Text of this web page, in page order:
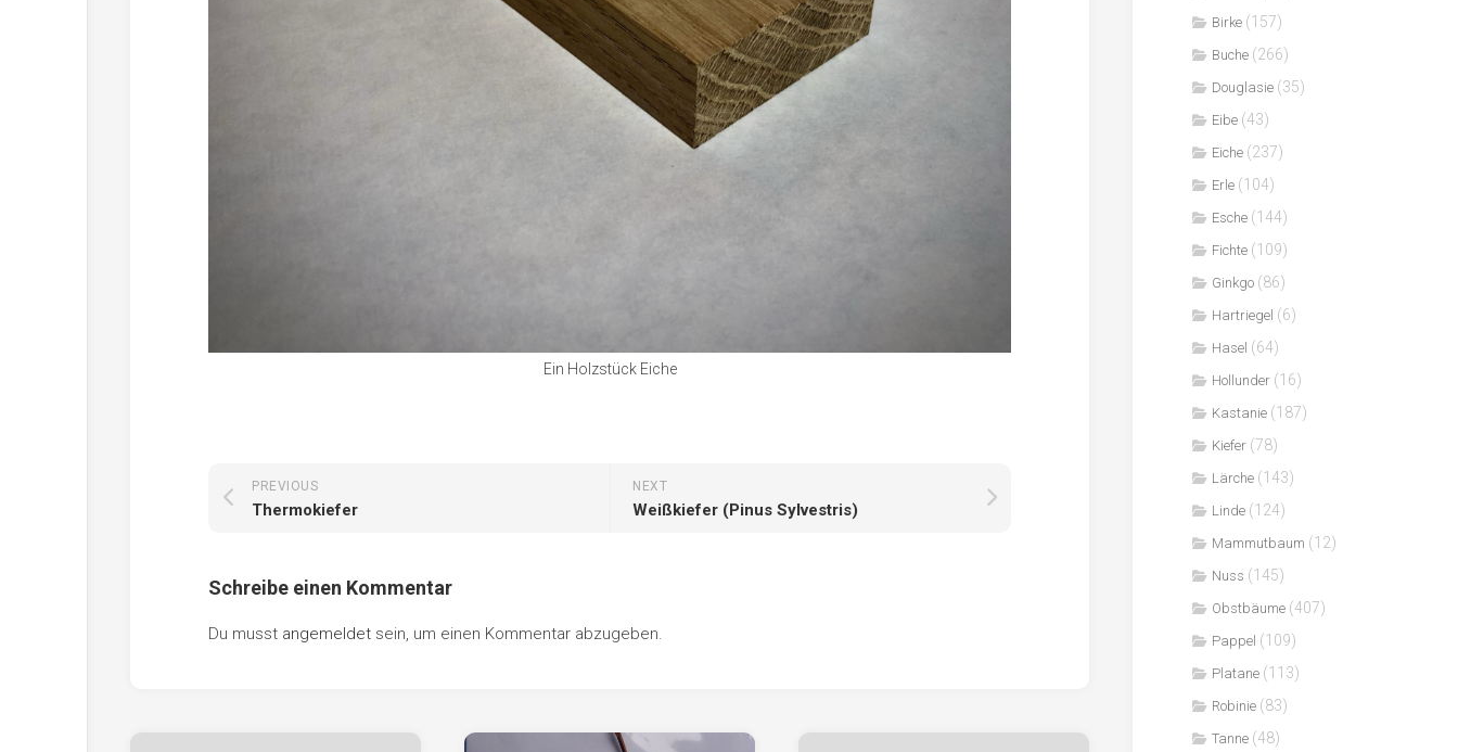
Nuss
Pappel
Platane
Robinie
Tanne
Weißdorn
Ein Holzstück Eiche
NEXT
Weißkiefer (Pinus Sylvestris)
PREVIOUS
Thermokiefer
Schreibe einen Kommentar
Du musst angemeldet sein, um einen Kommentar abzugeben.
Birke (157)
Buche (266)
Douglasie (35)
Eibe (43)
Eiche (237)
Erle (104)
Esche (144)
Fichte (109)
Ginkgo (86)
Hartriegel (6)
Hasel (64)
Hollunder (16)
Kastanie (187)
Kiefer (78)
Lärche (143)
Linde (124)
Mammutbaum (12)
Nuss (145)
Obstbäume (407)
Pappel (109)
Platane (113)
Robinie (83)
Tanne (48)